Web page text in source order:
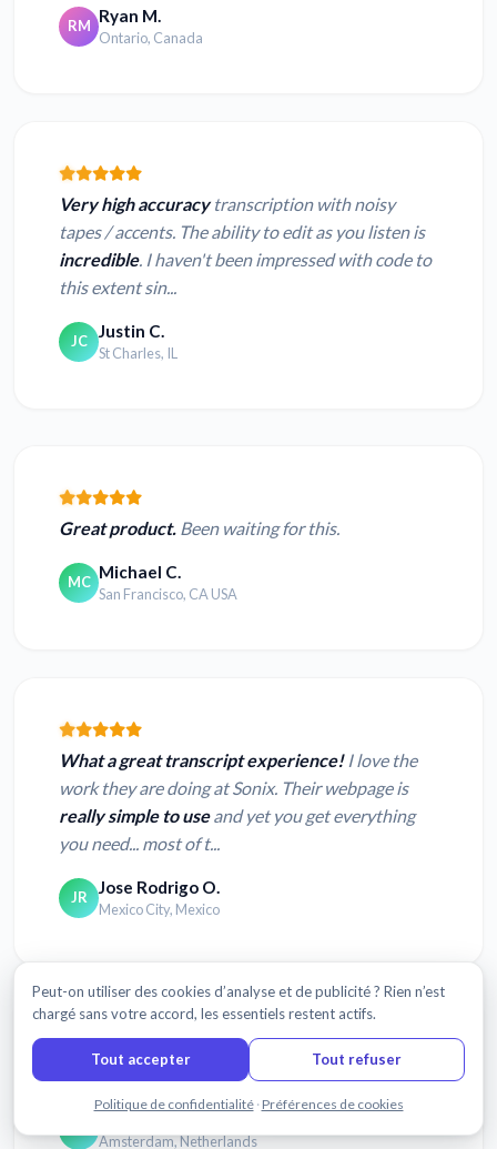
RM Ryan M.
Ontario, Canada
Very high accuracytranscription with noisy
tapes / accents. The ability to edit as you listen is
incredible. I haven't been impressed with code to
this extent sin...
JC Justin C.
St Charles, IL
Great product. Been waiting for this.
MC Michael C.
San Francisco, CA USA
What a great transcript experience!I love the
work they are doing at Sonix. Their webpage is
really simple to useand yet you get everything
you need... most of t...
JR Jose Rodrigo O.
Mexico City, Mexico
absolutely amazing, flawless.
Amsterdam, Netherlands
Discuter avec nous
Peut-on utiliser des cookies d’analyse et de publicité ? Rien n’est
chargé sans votre accord, les essentiels restent actifs.
Tout accepter Tout refuser
Politique de confidentialité · Préférences de cookies